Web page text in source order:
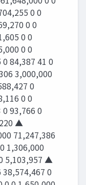
0 0
0 0
0 0
0 0
84,387 41 0
3,000,000
0
0 0
93,766 0
▲
71,247,386
1,306,000
5,103,957 ▲
0